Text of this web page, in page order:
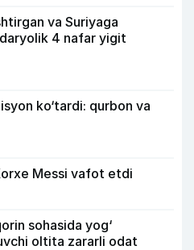
va Suriyaga
4 nafar yigit
ko‘tardi: qurbon va
Messi vafot etdi
sohasida yog‘
oltita zararli odat